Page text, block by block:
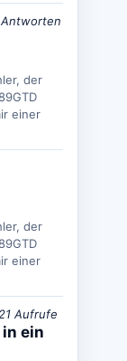
Antworten
der
einer
der
einer
Aufrufe
ein